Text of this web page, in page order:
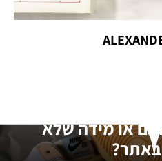
דגם או מידה שלא
באתר?